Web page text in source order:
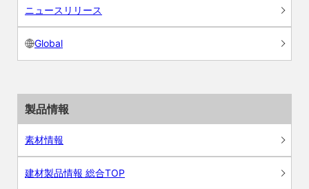
ニュースリリース
Global
製品情報
素材情報
建材製品情報 総合TOP